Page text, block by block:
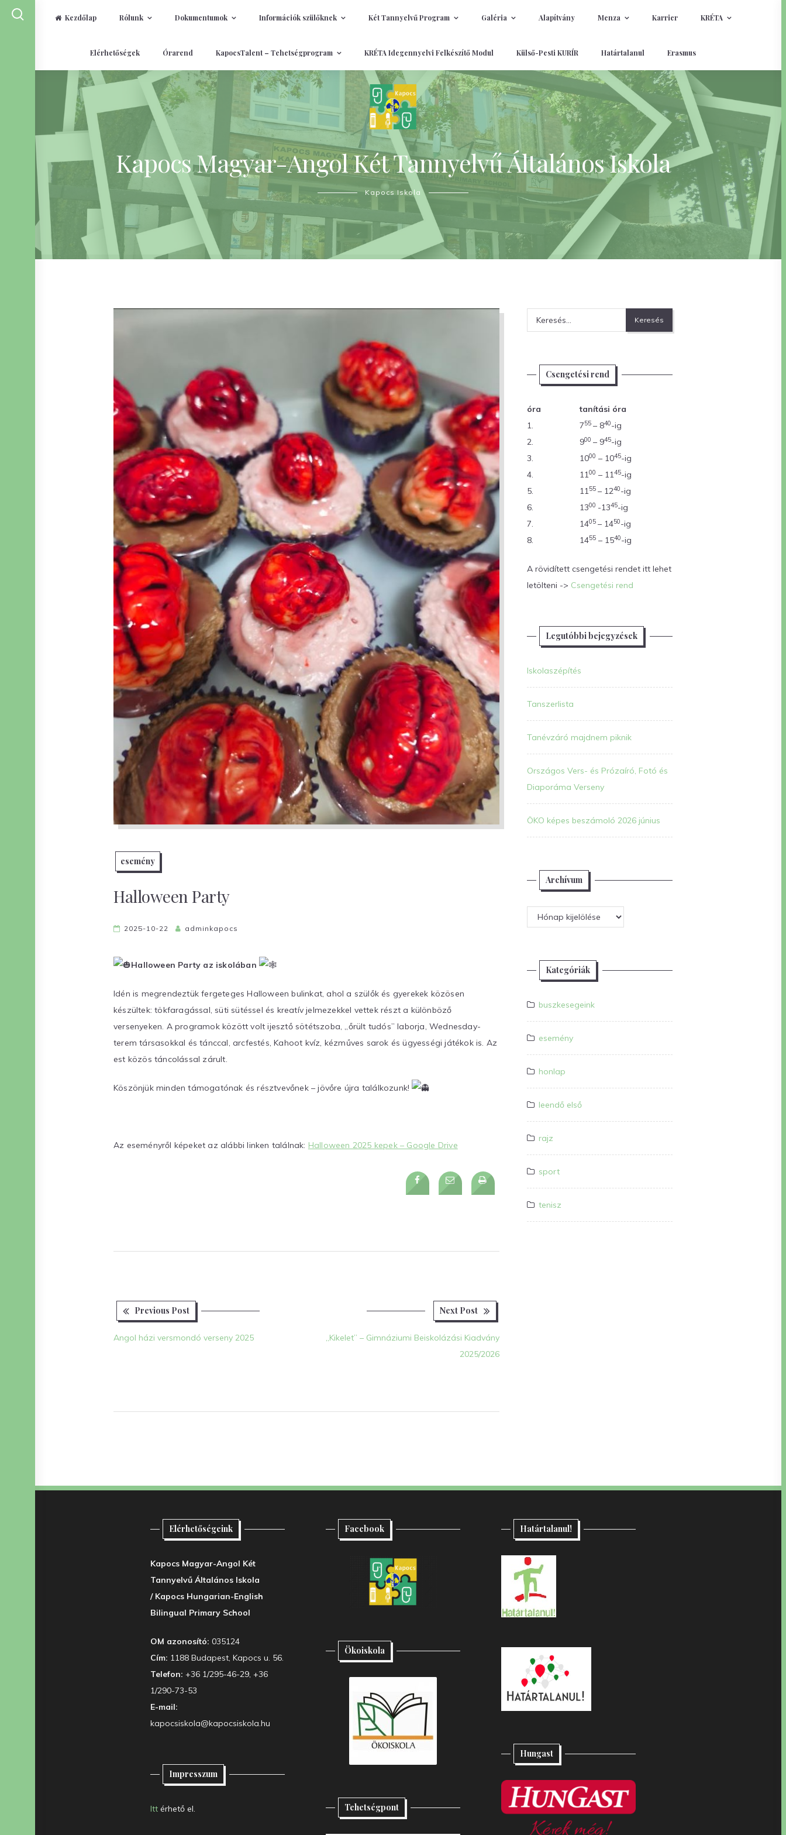
Kapocs Magyar-Angol Két Tannyelvű Általános Iskola
Kapocs Iskola
Kezdőlap Rólunk Dokumentumok Információk szülőknek Két Tannyelvű Program Galéria Alapítvány Menza Karrier KRÉTA
Elérhetőségek Órarend KapocsTalent – Tehetségprogram KRÉTA Idegennyelvi Felkészítő Modul Külső-Pesti KURÍR Határtalanul Erasmus
esemény
Halloween Party
2025-10-22 adminkapocs
Halloween Party az iskolában
Idén is megrendeztük fergeteges Halloween bulinkat, ahol a szülők és gyerekek közösen
készültek: tökfaragással, süti sütéssel és kreatív jelmezekkel vettek részt a különböző
versenyeken. A programok között volt ijesztő sötétszoba, „őrült tudós” laborja, Wednesday-
terem társasokkal és tánccal, arcfestés, Kahoot kvíz, kézműves sarok és ügyességi játékok is. Az
est közös táncolással zárult.
Köszönjük minden támogatónak és résztvevőnek – jövőre újra találkozunk!
Az eseményről képeket az alábbi linken találnak: Halloween 2025 kepek – Google Drive
Bejegyzés
navigáció
Previous Post
Previous
Angol házi versmondó verseny 2025
Next Post
„Kikelet” – Gimnáziumi Beiskolázási Kiadvány
2025/2026
Keresés:
Csengetési rend
óra
tanítási óra
1.
755 – 840-ig
2.
900 – 945-ig
3.
1000 – 1045-ig
4.
1100 – 1145-ig
5.
1155 – 1240-ig
6.
1300 -1345-ig
7.
1405 – 1450-ig
8.
1455 – 1540-ig
A rövidített csengetési rendet itt lehet
letölteni -> Csengetési rend
Legutóbbi bejegyzések
Iskolaszépítés
Tanszerlista
Tanévzáró majdnem piknik
Országos Vers- és Prózaíró, Fotó és
Diaporáma Verseny
ÖKO képes beszámoló 2026 június
Archívum
Archívum
Kategóriák
buszkesegeink
esemény
honlap
leendő első
rajz
sport
tenisz
Elérhetőségeink
Kapocs Magyar-Angol Két
Tannyelvű Általános Iskola
/ Kapocs Hungarian-English
Bilingual Primary School
OM azonosító: 035124
Cím: 1188 Budapest, Kapocs u. 56.
Telefon: +36 1/295-46-29, +36
1/290-73-53
E-mail:
kapocsiskola@kapocsiskola.hu
Impresszum
Itt érhető el.
Facebook
Ökoiskola
Tehetségpont
Határtalanul!
Hungast